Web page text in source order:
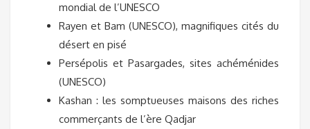
mondial de l’UNESCO
Rayen et Bam (UNESCO), magnifiques cités du
désert en pisé
Persépolis et Pasargades, sites achéménides
(UNESCO)
Kashan : les somptueuses maisons des riches
commerçants de l’ère Qadjar